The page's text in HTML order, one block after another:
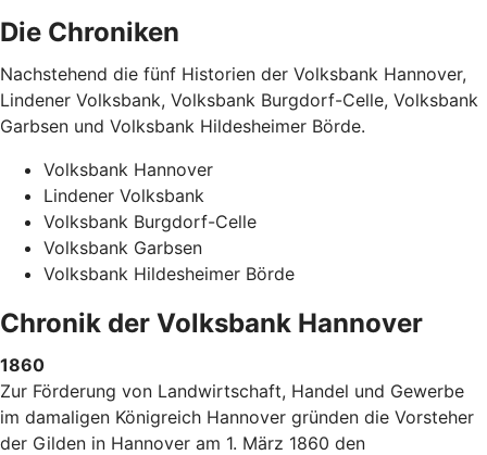
Die Chroniken
Nachstehend die fünf Historien der Volksbank Hannover,
Lindener Volksbank, Volksbank Burgdorf-Celle, Volksbank
Garbsen und Volksbank Hildesheimer Börde.
Volksbank Hannover
Lindener Volksbank
Volksbank Burgdorf-Celle
Volksbank Garbsen
Volksbank Hildesheimer Börde
Chronik der Volksbank Hannover
1860
Zur Förderung von Landwirtschaft, Handel und Gewerbe
im damaligen Königreich Hannover gründen die Vorsteher
der Gilden in Hannover am 1. März 1860 den